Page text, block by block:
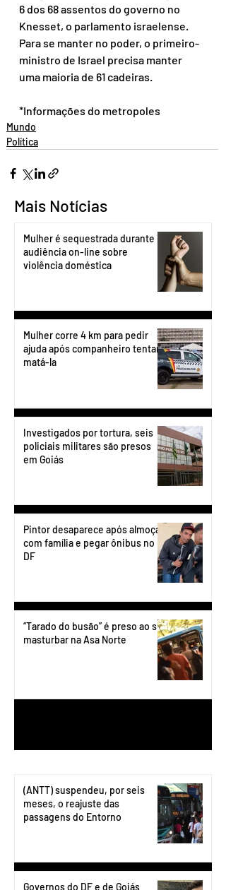
6 dos 68 assentos do governo no
Knesset, o parlamento israelense.
Para se manter no poder, o primeiro-
ministro de Israel precisa manter
uma maioria de 61 cadeiras.
*Informações do metropoles
Mundo
Política
Mais Notícias
Mulher é sequestrada durante
audiência on-line sobre
violência doméstica
Mulher corre 4 km para pedir
ajuda após companheiro tentar
matá-la
Investigados por tortura, seis
policiais militares são presos
em Goiás
Pintor desaparece após almoçar
com família e pegar ônibus no
DF
“Tarado do busão” é preso ao se
masturbar na Asa Norte
(ANTT) suspendeu, por seis
meses, o reajuste das
passagens do Entorno
Governos do DF e de Goiás